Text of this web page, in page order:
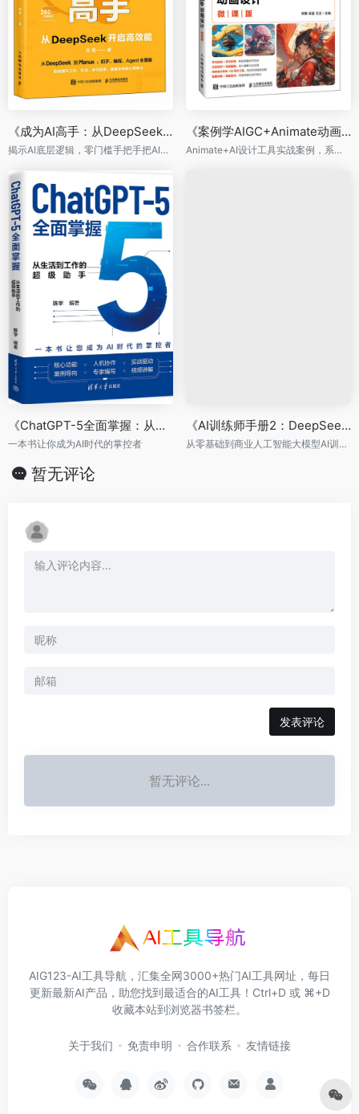
《成为AI高手：从DeepSeek开启高效能》
揭示AI底层逻辑，零门槛手把手把AI融入生活和工作
《案例学AIGC+Animate动画设计》（微课版）
Animate+AI设计工具实战案例，系统地讲解动画制作
《ChatGPT-5全面掌握：从生活到工作的超级助手》
一本书让你成为AI时代的掌控者
《AI训练师手册2：DeepSeek＋模型训练＋商业应用实操》
从零基础到商业人工智能大模型AI训练师，一本搞定！
暂无评论
发表评论
暂无评论...
AIG123-AI工具导航，汇集全网3000+热门AI工具网址，每日
更新最新AI产品，助您找到最适合的AI工具！Ctrl+D 或 ⌘+D
收藏本站到浏览器书签栏。
关于我们 免责申明 合作联系 友情链接